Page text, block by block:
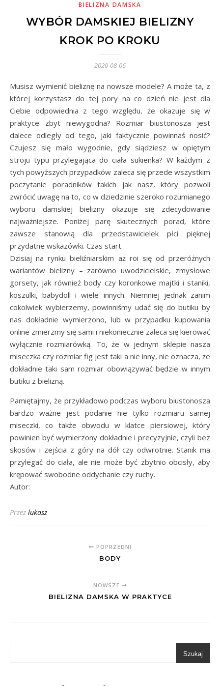
BIELIZNA DAMSKA
WYBÓR DAMSKIEJ BIELIZNY
KROK PO KROKU
2020-08-06
Musisz wymienić bieliznę na nowsze modele? A może ta, z
której korzystasz do tej pory na co dzień nie jest dla
Ciebie odpowiednia z tego względu, że okazuje się w
praktyce zbyt niewygodna? Rozmiar biustonosza jest
dalece odległy od tego, jaki faktycznie powinnaś nosić?
Czujesz się mało wygodnie, gdy siądziesz w opiętym
stroju typu przylegająca do ciała sukienka? W każdym z
tych powyższych przypadków zaleca się przede wszystkim
poczytanie poradników takich jak nasz, który pozwoli
zwrócić uwagę na to, co w dziedzinie szeroko rozumianego
wyboru damskiej bielizny okazuje się zdecydowanie
najważniejsze. Poniżej parę skutecznych porad, które
zawsze stanowią dla przedstawicielek płci pięknej
przydatne wskazówki. Czas start.
Dzisiaj na rynku bieliźniarskim aż roi się od przeróżnych
wariantów bielizny – zarówno uwodzicielskie, zmysłowe
gorsety, jak również body czy koronkowe majtki i staniki,
koszulki, babydoll i wiele innych. Niemniej jednak zanim
cokolwiek wybierzemy, powinniśmy udać się do butiku by
nas dokładnie wymierzono, lub w przypadku kupowania
online zmierzmy się sami i niekoniecznie zaleca się kierować
wyłącznie rozmiarówką. To, że w jednym sklepie nasza
miseczka czy rozmiar fig jest taki a nie inny, nie oznacza, że
dokładnie taki sam rozmiar obowiązywać będzie w innym
butiku z bielizną.
Pamiętajmy, że przykładowo podczas wyboru biustonosza
bardzo ważne jest podanie nie tylko rozmiaru samej
miseczki, co także obwodu w klatce piersiowej, który
powinien być wymierzony dokładnie i precyzyjnie, czyli bez
skosów i zejścia z góry na dół czy odwrotnie. Stanik ma
przylegać do ciała, ale nie może być zbytnio obcisły, aby
krępować swobodne oddychanie czy ruchy.
Autor:
Przez lukasz
POPRZEDNI
BODY
NOWSZE
BIELIZNA DAMSKA W PRAKTYCE
Szukaj